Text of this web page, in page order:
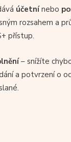
účetnínebo
rozsahem a
přístup.
– snížíte
a potvrzení o